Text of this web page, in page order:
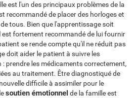
est l'un des principaux problèmes de la
recommandé de placer des horloges et
tous. Bien que l'apprentissage soit
est fortement recommandé de lui fournir
se rende compte qu'il ne réduit pas
doit aider le patient à suivre les
prendre les médicaments correctement,
au traitement. Être diagnostiqué de
difficile à assimiler pour le
soutien émotionnel de la famille est